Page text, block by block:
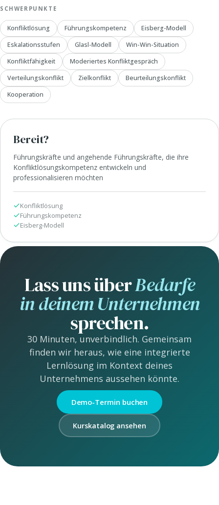
SCHWERPUNKTE
Konfliktlösung Führungskompetenz
Eisberg-Modell
Eskalationsstufen
Glasl-Modell
Win-Win-Situation
Konfliktfähigkeit
Moderiertes Konfliktgespräch
Verteilungskonflikt
Zielkonflikt
Beurteilungskonflikt
Kooperation
Bereit?
Führungskräfte und angehende Führungskräfte, die ihre
Konfliktlösungskompetenz entwickeln und
professionalisieren möchten
Konfliktlösung
Führungskompetenz
Eisberg-Modell
Lass uns überBedarfe
in deinem Unternehmen
sprechen.
30 Minuten, unverbindlich. Gemeinsam
finden wir heraus, wie eine integrierte
Lernlösung im Kontext deines
Unternehmens aussehen könnte.
Demo-Termin buchen
Kurskatalog ansehen